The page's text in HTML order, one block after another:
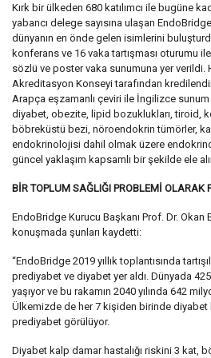
Kırk bir ülkeden 680 katılımcı ile bugüne
yabancı delege sayısına ulaşan
dünyanın en önde gelen isimlerini
konferans ve 16 vaka tartışması oturumu
sözlü ve poster vaka sunumuna yer verildi.
Akreditasyon Konseyi tarafından
Arapça eşzamanlı çeviri ile İngilizce
diyabet, obezite, lipid bozuklukları, tiroid,
böbreküstü bezi, nöroendokrin tümörler,
endokrinolojisi dahil olmak üzere
güncel yaklaşım kapsamlı bir şekilde ele
BİR TOPLUM SAĞLIĞI PROBLEMİ OLARAK
EndoBridge Kurucu Başkanı Prof. Dr. Okan
konuşmada şunları kaydetti:
“EndoBridge 2019 yıllık toplantısında
prediyabet ve diyabet yer aldı. Dünyada
yaşıyor ve bu rakamın 2040 yılında 642
Ülkemizde de her 7 kişiden birinde
prediyabet görülüyor.
Diyabet kalp damar hastalığı riskini 3 kat,